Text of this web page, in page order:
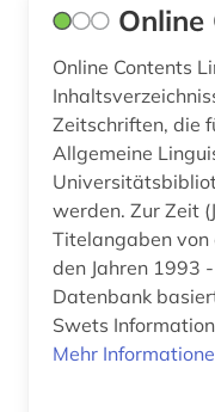
Online
Online Contents
Zeitschriften, die
Allgemeine
werden. Zur Zeit
Titelangaben
den Jahren 1993
Datenbank
Swets
Mehr